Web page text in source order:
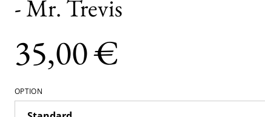
- Mr. Trevis
35,00 €
OPTION